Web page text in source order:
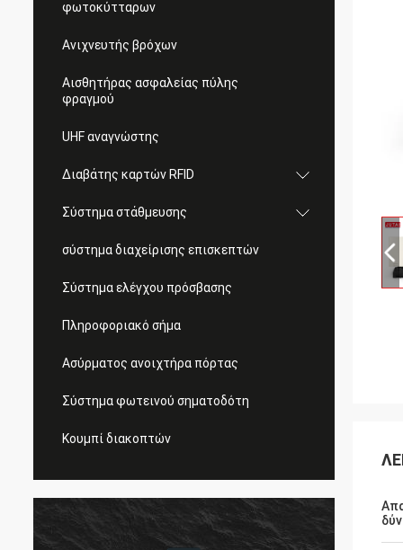
φωτοκύτταρων
Ανιχνευτής βρόχων
Αισθητήρας ασφαλείας πύλης
φραγμού
UHF αναγνώστης
Διαβάτης καρτών RFID
Σύστημα στάθμευσης
σύστημα διαχείρισης επισκεπτών
Σύστημα ελέγχου πρόσβασης
Πληροφοριακό σήμα
Ασύρματος ανοιχτήρα πόρτας
Σύστημα φωτεινού σηματοδότη
Κουμπί διακοπτών